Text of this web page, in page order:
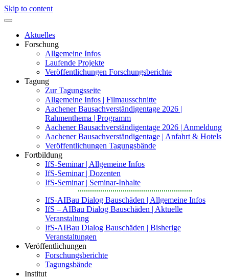
Skip to content
Aktuelles
Forschung
Allgemeine Infos
Laufende Projekte
Veröffentlichungen Forschungsberichte
Tagung
Zur Tagungsseite
Allgemeine Infos | Filmausschnitte
Aachener Bausachverständigentage 2026 |
Rahmenthema | Programm
Aachener Bausachverständigentage 2026 | Anmeldung
Aachener Bausachverständigentage | Anfahrt & Hotels
Veröffentlichungen Tagungsbände
Fortbildung
IfS-Seminar | Allgemeine Infos
IfS-Seminar | Dozenten
IfS-Seminar | Seminar-Inhalte
IfS-AIBau Dialog Bauschäden | Allgemeine Infos
IfS – AIBau Dialog Bauschäden | Aktuelle
Veranstaltung
IfS-AIBau Dialog Bauschäden | Bisherige
Veranstaltungen
Veröffentlichungen
Forschungsberichte
Tagungsbände
Institut